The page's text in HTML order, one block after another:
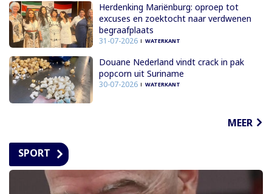
Herdenking Mariënburg: oproep tot
excuses en zoektocht naar verdwenen
begraafplaats
31-07-2026 WATERKANT
Douane Nederland vindt crack in pak
popcorn uit Suriname
30-07-2026 WATERKANT
MEER
SPORT